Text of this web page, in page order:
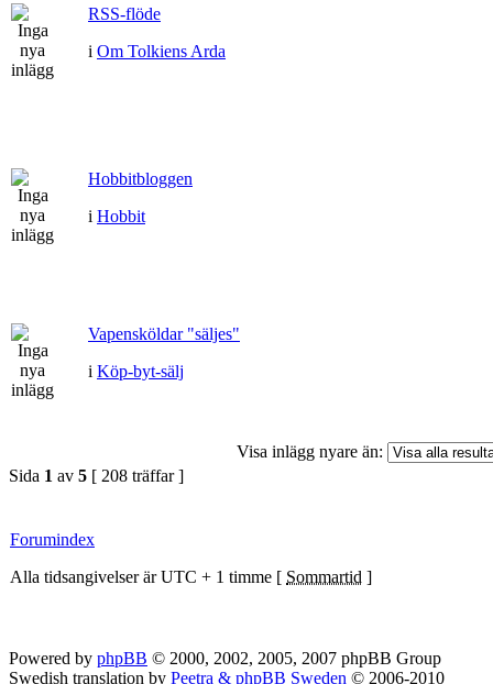
RSS-flöde
i Om Tolkiens Arda
Hobbitbloggen
i Hobbit
Vapensköldar "säljes"
i Köp-byt-sälj
Visa inlägg nyare än:
Sida 1 av 5 [ 208 träffar ]
Forumindex
Alla tidsangivelser är UTC + 1 timme [ Sommartid ]
Powered by phpBB © 2000, 2002, 2005, 2007 phpBB Group
Swedish translation by Peetra & phpBB Sweden © 2006-2010